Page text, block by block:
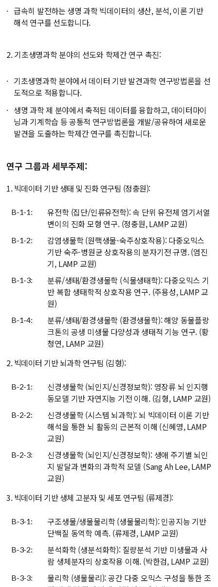
급속히 발전하는 생명 과학 빅데이터의 생산, 분석, 이론 기반
해석 연구를 선도합니다.
2. 기초생명과학 분야의 선도와 학제간 연구 촉진:
기초생명과학 분야에서 데이터 기반 발견과학 연구방법론을 선
도적으로 적용합니다.
생명 과학 제 분야에서 축적된 데이터를 융합하고, 데이터마이
닝과 기계학습 등 공통적 연구방법론을 개발/공유하여 새로운
발견을 도출하는 학제간 연구를 촉진합니다.
연구 그룹과 세부주제:
1. 빅데이터 기반 생태 및 진화 연구팀 (정충원):
B-1-1:
유전학 (집단/인류유전학): 속 단위 유전체 염기서열
변이의 진화 모형 연구. (정충원, LAMP 교원)
B-1-2:
감염생물학 (원핵생물-숙주상호작용): 다중오믹스
기반 숙주-병원균 상호작용의 분자기전 규명. (염진
기, LAMP 교원)
B-1-3:
분류/생태/환경생물학 (식물생태학): 다중오믹스 기
반 복합 생태학적 상호작용 연구. (주용성, LAMP 교
원)
B-1-4:
분류/생태/환경생물학 (환경생물학): 해양 동물플랑
크톤의 공생 미생물 다양성과 생태적 기능 연구. (황
청연, LAMP 교원)
2. 빅데이터 기반 뇌과학 연구팀 (김형):
B-2-1:
신경생물학 (뇌인지/신경정보학): 영장류 뇌 인지행
동모델 기반 자연지능 기전 이해. (김형, LAMP 교원)
B-2-2:
신경생물학 (시스템 뇌과학): 뇌 빅데이터 이론 기반
해석을 통한 뇌 활동의 근본적 이해 (신혜영, LAMP
교원)
B-2-3:
신경생물학 (뇌인지/신경정보학): 생애 주기별 뇌인
지 발달과 변화의 과학적 모델 (Sang Ah Lee, LAMP
교원)
3. 빅데이터 기반 생체 고분자 및 세포 연구팀 (류제경):
B-3-1:
구조생물/생물물리학 (생물물리학): 인공지능 기반
단백질 동역학 예측. (류제경, LAMP 교원)
B-3-2:
분석화학 (생분석화학): 질량분석 기반 미생물과 사
람 생체분자의 상호작용 이해. (박한검, LAMP 교원)
B-3-3:
물리학 (생물물리): 공간 다중 오믹스 구성을 통한 조